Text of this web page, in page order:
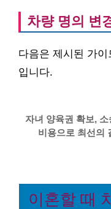
차량 명의 변
다음은 제시된 가
입니다.
자녀 양육권 확보,
비용으로 최선의
이혼할 때